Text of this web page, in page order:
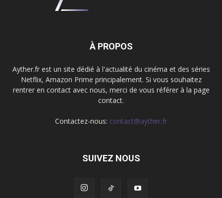
À PROPOS
Ayther.fr est un site dédié à l'actualité du cinéma et des séries
Netflix, Amazon Prime principalement. Si vous souhaitez
rentrer en contact avec nous, merci de vous référer à la page
contact.
Contactez-nous: contact@ayther.fr
SUIVEZ NOUS